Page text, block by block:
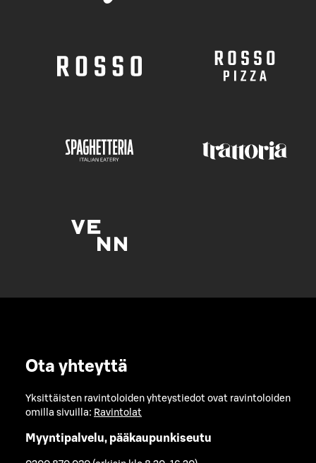
Ota yhteyttä
Yksittäisten ravintoloiden yhteystiedot ovat ravintoloiden
omilla sivuilla: Ravintolat
Myyntipalvelu, pääkaupunkiseutu